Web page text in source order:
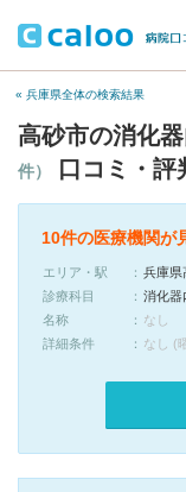
« 兵庫県全体の検索結果
高砂市の消化
件）
口コミ・評
10件の医療機関が
エリア・駅
兵庫県
診療科目
消化器
名称
なし
詳細条件
なし (